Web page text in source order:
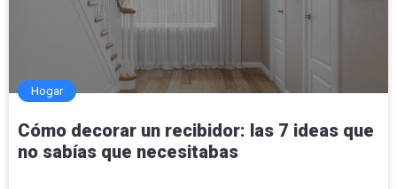
Hogar
Cómo decorar un recibidor: las 7 ideas que
no sabías que necesitabas